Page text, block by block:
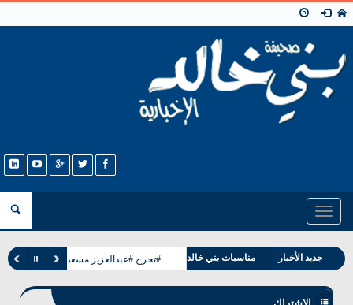
Toggle
navigation
جديد الأخبار
وفيات بني خالد
مناسبات بني خالد #تخرج #عبدالعزيز مسعد البشيت